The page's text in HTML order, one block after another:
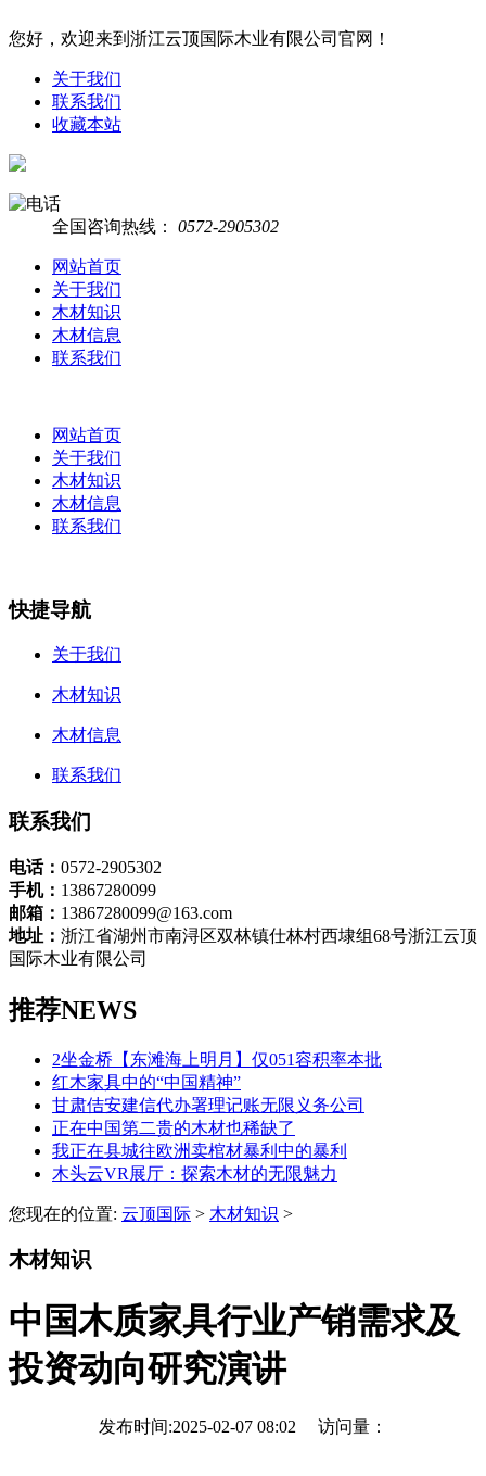
您好，欢迎来到浙江云顶国际木业有限公司官网！
关于我们
联系我们
收藏本站
全国咨询热线： 0572-2905302
网站首页
关于我们
木材知识
木材信息
联系我们
网站首页
关于我们
木材知识
木材信息
联系我们
快捷导航
关于我们
木材知识
木材信息
联系我们
联系我们
电话： 0572-2905302
手机： 13867280099
邮箱： 13867280099@163.com
地址： 浙江省湖州市南浔区双林镇仕林村西埭组68号浙江云顶
国际木业有限公司
推荐NEWS
2坐金桥【东滩海上明月】仅051容积率本批
红木家具中的“中国精神”
甘肃佶安建信代办署理记账无限义务公司
正在中国第二贵的木材也稀缺了
我正在县城往欧洲卖棺材暴利中的暴利
木头云VR展厅：探索木材的无限魅力
您现在的位置: 云顶国际 > 木材知识 >
木材知识
中国木质家具行业产销需求及
投资动向研究演讲
发布时间:2025-02-07 08:02 访问量：